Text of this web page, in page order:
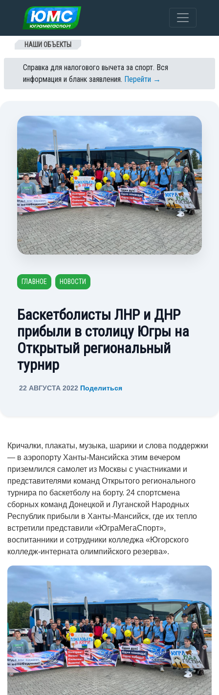
Перейти к содержанию
НАШИ ОБЪЕКТЫ
Справка для налогового вычета за спорт. Вся
информация и бланк заявления. Перейти →
ГЛАВНОЕ НОВОСТИ
Баскетболисты ЛНР и ДНР
прибыли в столицу Югры на
Открытый региональный
турнир
22 АВГУСТА 2022 Поделиться
Кричалки, плакаты, музыка, шарики и слова поддержки
— в аэропорту Ханты-Мансийска этим вечером
приземлился самолет из Москвы с участниками и
представителями команд Открытого регионального
турнира по баскетболу на борту. 24 спортсмена
сборных команд Донецкой и Луганской Народных
Республик прибыли в Ханты-Мансийск, где их тепло
встретили представили «ЮграМегаСпорт»,
воспитанники и сотрудники колледжа «Югорского
колледж-интерната олимпийского резерва».